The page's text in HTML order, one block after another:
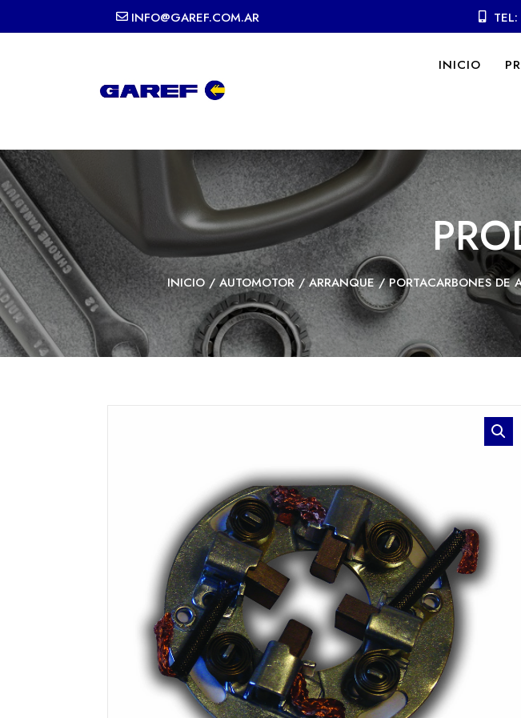
INFO@GAREF.COM.AR
INICIO
INICIO/ AUTOMOTOR/ARRANQUE/PORTACARBONES DE